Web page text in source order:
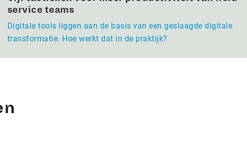
service teams
Digitale tools liggen aan de basis van een geslaagde digitale
transformatie. Hoe werkt dat in de praktijk?